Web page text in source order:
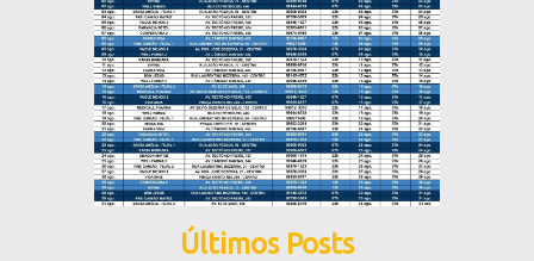
Últimos Posts